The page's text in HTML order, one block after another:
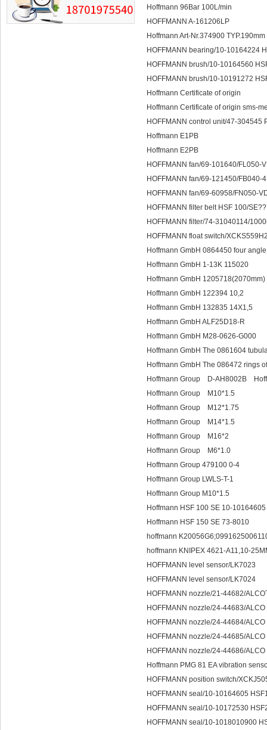
Hoffmann 96Bar 100L/min
HOFFMANN A-161206LP
Hoffmann Art-Nr.374900 TYP.190mm
HOFFMANN bearing/10-10164224
HOFFMANN brush/10-10164560
HOFFMANN brush/10-10191272
Hoffmann Certificate of origin
Hoffmann Certificate of origin sms-
HOFFMANN control unit/47-304545
Hoffmann E1PB
Hoffmann E2PB
HOFFMANN fan/69-101640/FL050-
HOFFMANN fan/69-121450/FB040-
HOFFMANN fan/69-60958/FN050-
HOFFMANN filter belt HSF 100/
HOFFMANN filter/74-31040114/
HOFFMANN float switch/
Hoffmann GmbH 0864450 four
Hoffmann GmbH 1-13K 115020
Hoffmann GmbH 1205718(2070mm)
Hoffmann GmbH 122394 10,2
Hoffmann GmbH 132835 14X1,5
Hoffmann GmbH ALF25D18-R
Hoffmann GmbH M28-0626-G000
Hoffmann GmbH The 0861604
Hoffmann GmbH The 086472 rings
Hoffmann Group D-AH8002B
Hoffmann Group M10*1.5
Hoffmann Group M12*1.75
Hoffmann Group M14*1.5
Hoffmann Group M16*2
Hoffmann Group M6*1.0
Hoffmann Group 479100 0-4
Hoffmann Group LWLS-T-1
Hoffmann Group M10*1.5
Hoffmann HSF 100 SE 10-10164605
Hoffmann HSF 150 SE 73-8010
hoffmann
hoffmann KNIPEX 4621-
HOFFMANN level sensor/LK7023
HOFFMANN level sensor/LK7024
HOFFMANN nozzle/21-44682/
HOFFMANN nozzle/24-44683/ALCO
HOFFMANN nozzle/24-44684/ALCO
HOFFMANN nozzle/24-44685/ALCO
HOFFMANN nozzle/24-44686/ALCO
Hoffmann PMG 81 EA
HOFFMANN position switch/
HOFFMANN seal/10-10164605
HOFFMANN seal/10-10172530
HOFFMANN seal/10-1018010900